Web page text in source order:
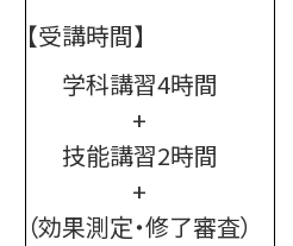
【受講時間】
学科講習4時間
+
技能講習2時間
+
（効果測定・修了審査）